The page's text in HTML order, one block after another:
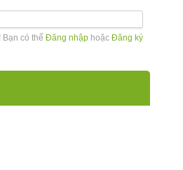
Bạn có thể Đăng nhập hoặc Đăng ký